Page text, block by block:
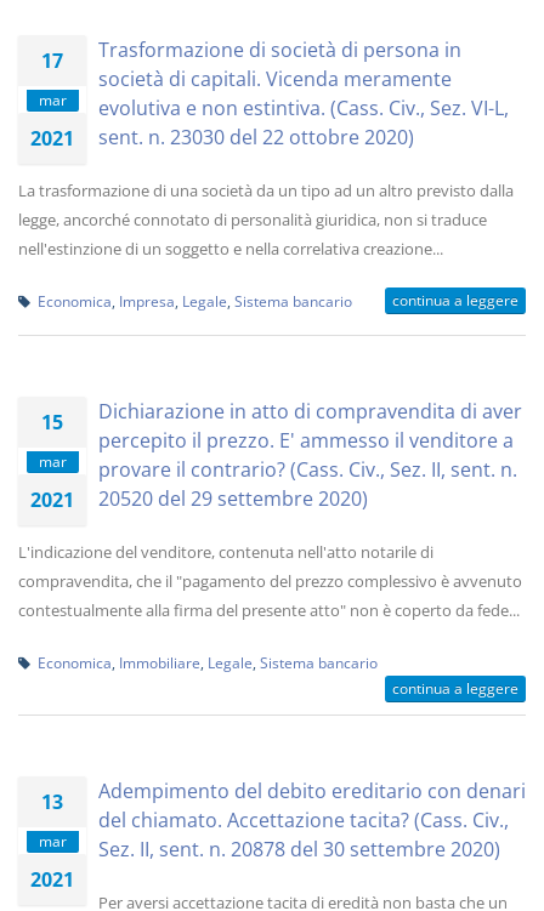
17
mar
2021
Trasformazione di società di persona in
società di capitali. Vicenda meramente
evolutiva e non estintiva. (Cass. Civ., Sez. VI-L,
sent. n. 23030 del 22 ottobre 2020)
La trasformazione di una società da un tipo ad un altro previsto dalla
legge, ancorché connotato di personalità giuridica, non si traduce
nell'estinzione di un soggetto e nella correlativa creazione...
Economica Impresa Legale Sistema bancario continua a leggere
15
mar
2021
Dichiarazione in atto di compravendita di aver
percepito il prezzo. E' ammesso il venditore a
provare il contrario? (Cass. Civ., Sez. II, sent. n.
20520 del 29 settembre 2020)
L'indicazione del venditore, contenuta nell'atto notarile di
compravendita, che il "pagamento del prezzo complessivo è avvenuto
contestualmente alla firma del presente atto" non è coperto da fede...
Economica Immobiliare Legale Sistema bancario
continua a leggere
13
mar
2021
Adempimento del debito ereditario con denari
del chiamato. Accettazione tacita? (Cass. Civ.,
Sez. II, sent. n. 20878 del 30 settembre 2020)
Per aversi accettazione tacita di eredità non basta che un